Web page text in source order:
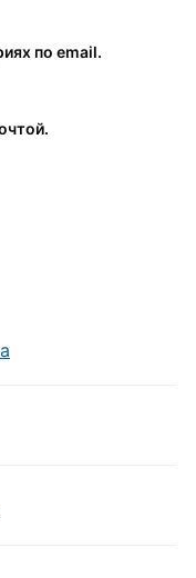
по email.